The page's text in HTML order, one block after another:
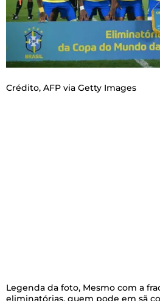
Crédito, AFP via Getty Images
Legenda da foto, Mesmo com a
eliminatórias, quem pode em sã